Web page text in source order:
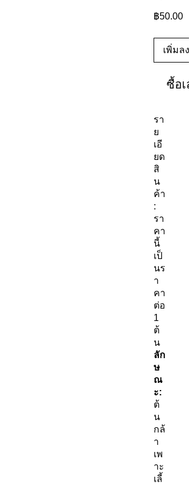
฿50.00ร
เพิ่มล
ซื้อเ
รา
ย
เอี
ยด
สิ
น
ค้า
:
รา
คา
นี้
เป็
นร
า
คา
ต่อ
1
ต้
น
ลัก
ษ
ณ
ะ:
ต้
น
กล้
า
เพ
าะ
เลี้